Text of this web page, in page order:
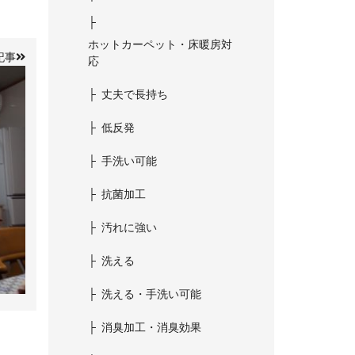
事
ホットカーペット・床暖房対
応
丈夫で長持ち
低反発
手洗い可能
抗菌加工
汚れに強い
洗える
洗える・手洗い可能
消臭加工・消臭効果